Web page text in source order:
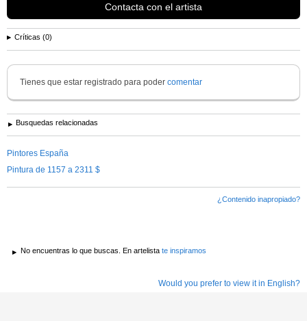
Contacta con el artista
Críticas (0)
Tienes que estar registrado para poder comentar
Busquedas relacionadas
Pintores España
Pintura de 1157 a 2311 $
¿Contenido inapropiado?
No encuentras lo que buscas. En artelista te inspiramos
Would you prefer to view it in English?